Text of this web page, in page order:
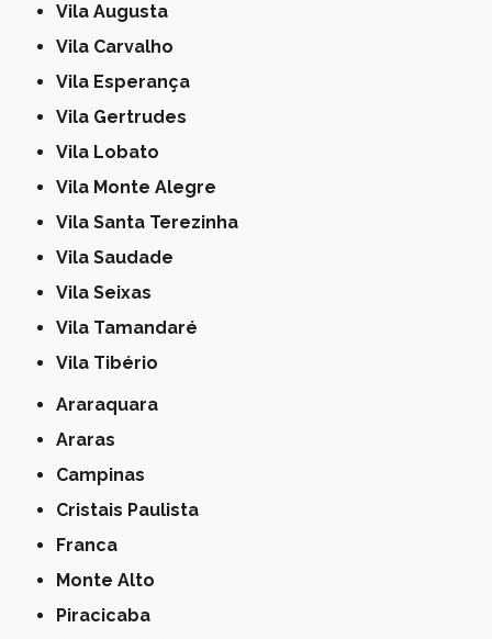
Vila Augusta
Vila Carvalho
Vila Esperança
Vila Gertrudes
Vila Lobato
Vila Monte Alegre
Vila Santa Terezinha
Vila Saudade
Vila Seixas
Vila Tamandaré
Vila Tibério
Araraquara
Araras
Campinas
Cristais Paulista
Franca
Monte Alto
Piracicaba